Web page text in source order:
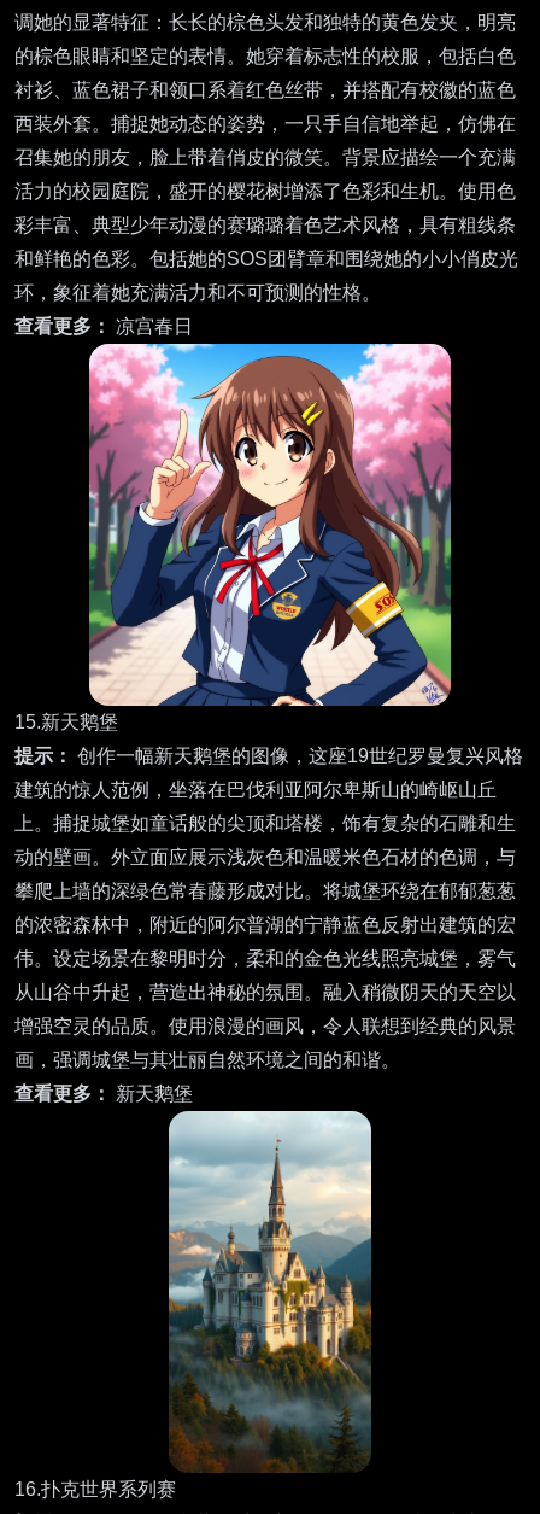
调她的显著特征：长长的棕色头发和独特的黄色发夹，明亮
的棕色眼睛和坚定的表情。她穿着标志性的校服，包括白色
衬衫、蓝色裙子和领口系着红色丝带，并搭配有校徽的蓝色
西装外套。捕捉她动态的姿势，一只手自信地举起，仿佛在
召集她的朋友，脸上带着俏皮的微笑。背景应描绘一个充满
活力的校园庭院，盛开的樱花树增添了色彩和生机。使用色
彩丰富、典型少年动漫的赛璐璐着色艺术风格，具有粗线条
和鲜艳的色彩。包括她的SOS团臂章和围绕她的小小俏皮光
环，象征着她充满活力和不可预测的性格。
查看更多： 凉宫春日
15.新天鹅堡
提示： 创作一幅新天鹅堡的图像，这座19世纪罗曼复兴风格
建筑的惊人范例，坐落在巴伐利亚阿尔卑斯山的崎岖山丘
上。捕捉城堡如童话般的尖顶和塔楼，饰有复杂的石雕和生
动的壁画。外立面应展示浅灰色和温暖米色石材的色调，与
攀爬上墙的深绿色常春藤形成对比。将城堡环绕在郁郁葱葱
的浓密森林中，附近的阿尔普湖的宁静蓝色反射出建筑的宏
伟。设定场景在黎明时分，柔和的金色光线照亮城堡，雾气
从山谷中升起，营造出神秘的氛围。融入稍微阴天的天空以
增强空灵的品质。使用浪漫的画风，令人联想到经典的风景
画，强调城堡与其壮丽自然环境之间的和谐。
查看更多：
新天鹅堡
16.扑克世界系列赛